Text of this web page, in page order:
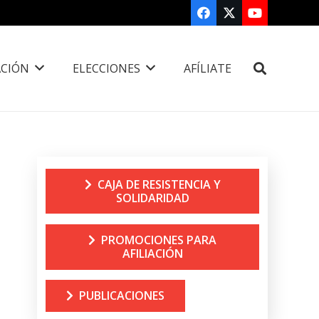
ELECCIONES AFÍLIATE
CAJA DE RESISTENCIA Y
SOLIDARIDAD
PROMOCIONES PARA
AFILIACIÓN
PUBLICACIONES